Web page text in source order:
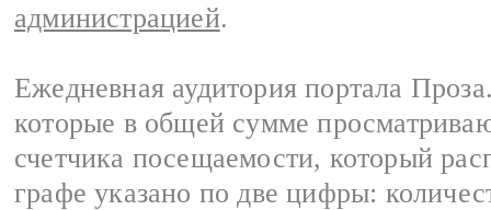
администрацией.
Ежедневная аудитория портала
которые в общей сумме
счетчика посещаемости, который
графе указано по две цифры: